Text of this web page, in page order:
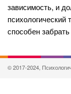
зависимость, и
психологический
способен
© 2017-2024,